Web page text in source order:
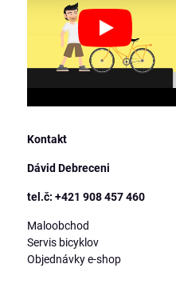
Kontakt
Dávid Debreceni
tel.č: +421 908 457 460
Maloobchod
Servis bicyklov
Objednávky e-shop